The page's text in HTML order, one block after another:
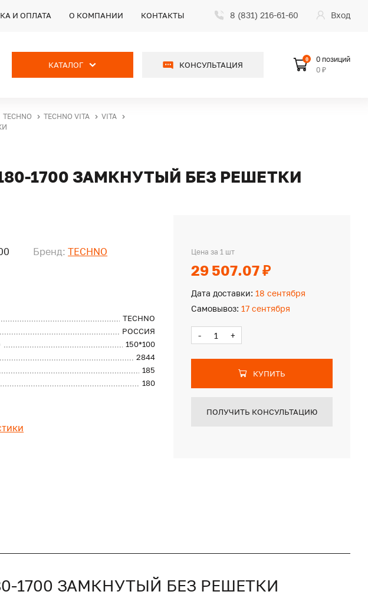
И ОПЛАТА О КОМПАНИИ КОНТАКТЫ 8 (831) 216-61-60 Вход
КАТАЛОГ КОНСУЛЬТАЦИЯ
0
0 позиций
0 ₽
TECHNO TECHNO VITA
VITA
1700 ЗАМКНУТЫЙ БЕЗ РЕШЕТКИ
Бренд: TECHNO
TECHNO
РОССИЯ
150*100
2844
185
180
Цена за 1 шт
29 507.07 ₽
Дата доставки: 18 сентября
Самовывоз: 17 сентября
- +
КУПИТЬ
ПОЛУЧИТЬ КОНСУЛЬТАЦИЮ
1700 ЗАМКНУТЫЙ БЕЗ РЕШЕТКИ